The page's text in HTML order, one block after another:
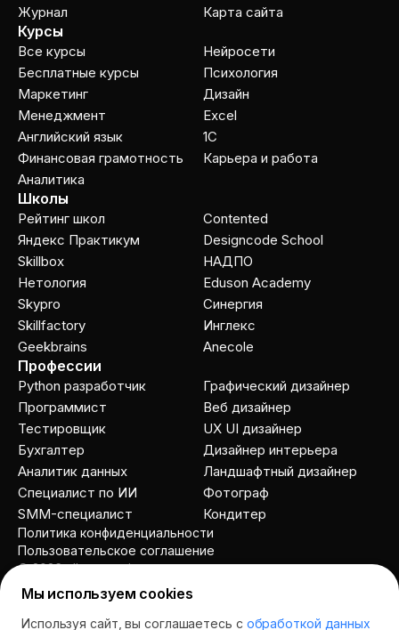
Журнал
Карта сайта
Курсы
Все курсы
Бесплатные курсы
Маркетинг
Менеджмент
Английский язык
Финансовая грамотность
Аналитика
Нейросети
Психология
Дизайн
Excel
1C
Карьера и работа
Школы
Рейтинг школ
Яндекс Практикум
Skillbox
Нетология
Skypro
Skillfactory
Geekbrains
Contented
Designcode School
НАДПО
Eduson Academy
Cинергия
Инглекс
Anecole
Профессии
Python разработчик
Программист
Тестировщик
Бухгалтер
Аналитик данных
Специалист по ИИ
SMM-специалист
Графический дизайнер
Веб дизайнер
UX UI дизайнер
Дизайнер интерьера
Ландшафтный дизайнер
Фотограф
Кондитер
© 2026 allcourses.io
Пользовательское соглашение
Политика конфиденциальности
Мы используем cookies
Используя сайт, вы соглашаетесь с обработкой данных